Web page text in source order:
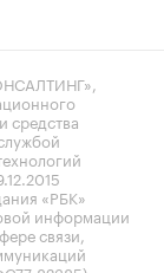
средства
«РБК»
информации
связи,